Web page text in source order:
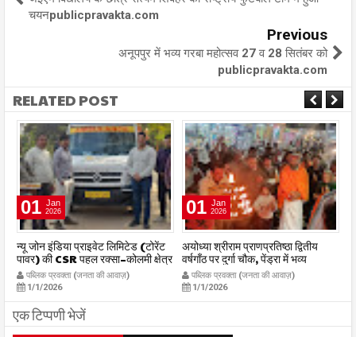
चयनpublicpravakta.com
Previous
अनूपपुर में भव्य गरबा महोत्सव 27 व 28 सितंबर को
publicpravakta.com
RELATED POST
01 Jan
2026
न्यू जोन इंडिया प्राइवेट लिमिटेड (टोरेंट
पावर) की CSR पहल रक्सा–कोलमी क्षेत्र
में चलित अस्पताल एम्बुलेंस सेवा का
शुभारंभ publicpravakta.com
पब्लिक प्रवक्ता (जनता की आवाज़)
1/1/2026
01 Jan
2026
अयोध्या श्रीराम प्राणप्रतिष्ठा द्वितीय
वर्षगाँठ पर दुर्गा चौक, पेंड्रा में भव्य
महाआरती सम्पन्न
publicpravakta.com
पब्लिक प्रवक्ता (जनता की आवाज़)
1/1/2026
एक टिप्पणी भेजें